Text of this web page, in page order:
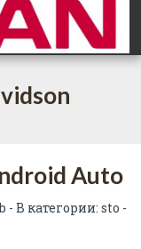
Auto
- В категории:sto -